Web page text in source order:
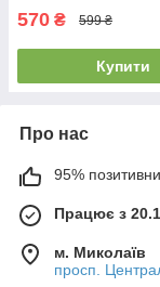
570 ₴ 599 ₴
Купити
Про нас
95%
Працює з
м. Миколаїв
просп.